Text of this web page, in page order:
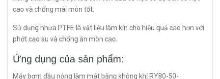
cao và chống mài mòn tốt.
Sử dụng nhựa PTFE là vật liệu làm kín cho hiệu quả cao hơn với
phớt cao su và chống ăn mòn cao.
Ứng dụng của sản phẩm:
Máy bơm dầu nóng làm mát bằng không khí RY80-50-